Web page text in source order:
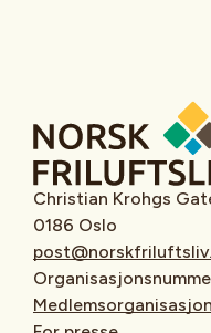
Christian Krohgs
0186 Oslo